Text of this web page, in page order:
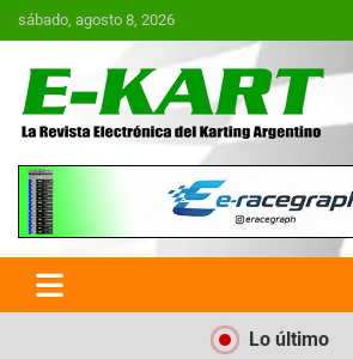
Saltar
al
sábado, agosto 8, 2026
E-Kart.com.ar | La
Electrónica del
Argentina
Lo último